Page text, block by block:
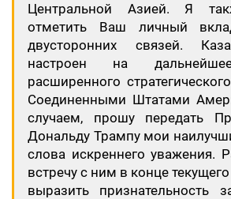
Центральной Азией. Я
отметить Ваш личный
двусторонних связей.
настроен на
расширенного
Соединенными Штатами
случаем, прошу передать
Дональду Трампу мои
слова искреннего уважения.
встречу с ним в конце
выразить признательность